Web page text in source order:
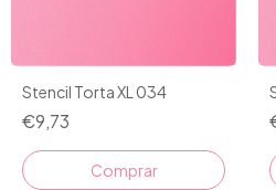
Stencil Torta XL 034
€9,73